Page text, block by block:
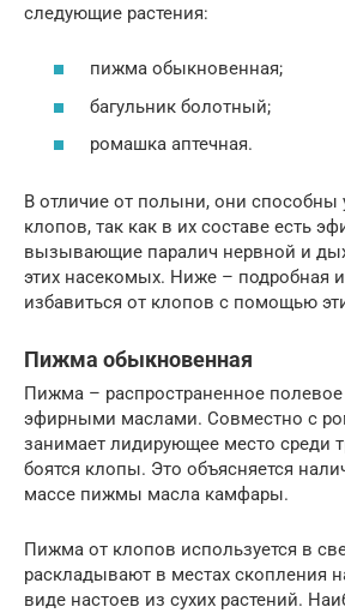
следующие растения:
пижма обыкновенная;
багульник болотный;
ромашка аптечная.
В отличие от полыни, они способны
клопов, так как в их составе есть
вызывающие паралич нервной и
этих насекомых. Ниже – подробная
избавиться от клопов с помощью
Пижма обыкновенная
Пижма – распространенное полевое
эфирными маслами. Совместно с
занимает лидирующее место среди
боятся клопы. Это объясняется
массе пижмы масла камфары.
Пижма от клопов используется в
раскладывают в местах скопления
виде настоев из сухих растений.